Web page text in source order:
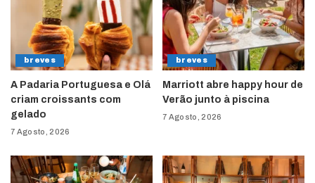
breves
A Padaria Portuguesa e Olá
criam croissants com
gelado
7 Agosto, 2026
breves
Marriott abre happy hour de
Verão junto à piscina
7 Agosto, 2026